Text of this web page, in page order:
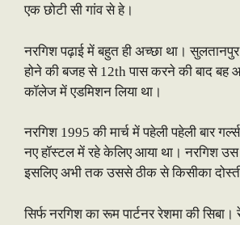
एक छोटी सी गांव से हे।
नरगिश पढ़ाई में बहुत ही अच्छा था। सुलतानपुर
होने की बजह से 12th पास करने की बाद बह
कॉलेज में एडमिशन लिया था।
नरगिश 1995 की मार्च में पहेली पहेली बार
नए हॉस्टल में रहे केलिए आया था। नरगिश
इसलिए अभी तक उससे ठीक से किसीका
सिर्फ नरगिश का रूम पार्टनर रेशमा की सिबा।